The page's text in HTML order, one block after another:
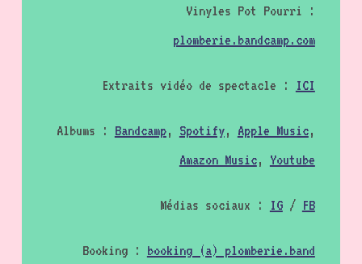
Vinyles Pot Pourri :
plomberie.bandcamp.com
Extraits vidéo de spectacle : ICI
Albums : Bandcamp, Spotify, Apple Music,
Amazon Music, Youtube
Médias sociaux : IG/ FB
Booking : booking (a) plomberie.band